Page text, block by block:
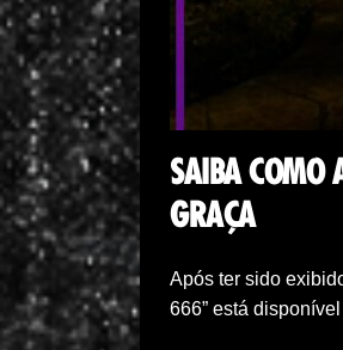
SAIBA COMO
GRAÇA
Após ter sido
666” está